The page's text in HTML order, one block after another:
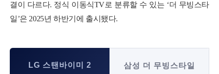
결이 다르다. 정식 이동식TV로 분류할 수 있는 ‘더 무빙스타
일’은 2025년 하반기에 출시됐다.
LG 스탠바이미 2 삼성 더 무빙스타일